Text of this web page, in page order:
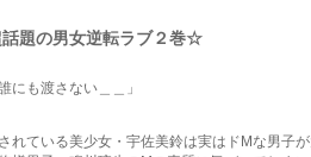
話題の男女逆転ラブ２巻☆
にも渡さない＿＿」
れている美少女・宇佐美鈴は実はドMな男子が